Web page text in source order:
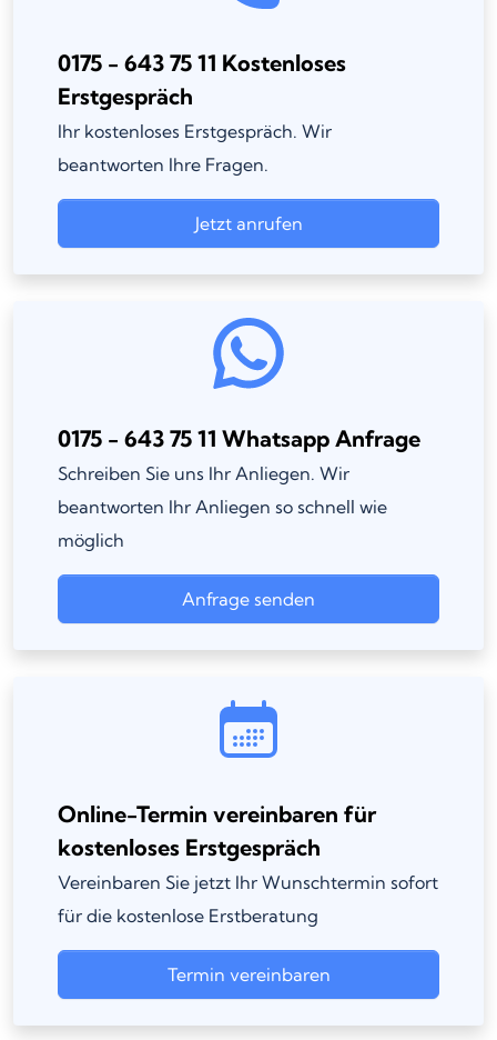
0175 - 643 75 11 Kostenloses
Erstgespräch
Ihr kostenloses Erstgespräch. Wir
beantworten Ihre Fragen.
Jetzt anrufen
0175 - 643 75 11 Whatsapp Anfrage
Schreiben Sie uns Ihr Anliegen. Wir
beantworten Ihr Anliegen so schnell wie
möglich
Anfrage senden
Online-Termin vereinbaren für
kostenloses Erstgespräch
Vereinbaren Sie jetzt Ihr Wunschtermin sofort
für die kostenlose Erstberatung
Termin vereinbaren